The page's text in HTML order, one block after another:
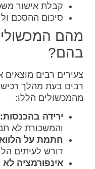
קבלת אישור
סיכום ההסכם
מהם
בהם?
צעירים רבים
רבים בעת מהלך
מהמכשולים הללו:
ירידה בהכנסות:
והמשכורת לא
חתמת על
דורש לעיתים
אינפורמציה